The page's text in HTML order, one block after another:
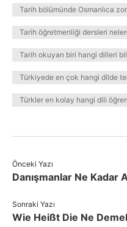
Tarih bölümünde Osmanlıca
Tarih öğretmenliği dersleri
Tarih okuyan biri hangi dilleri
Türkiyede en çok hangi dilde
Türkler en kolay hangi dili
Önceki Yazı
Danışmanlar Ne Kadar
Sonraki Yazı
Wie Heißt Die Ne